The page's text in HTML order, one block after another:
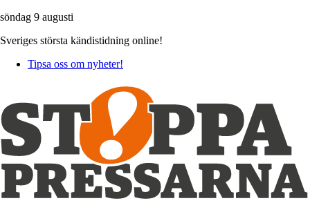
söndag 9 augusti
Sveriges största kändistidning online!
Tipsa oss om nyheter!